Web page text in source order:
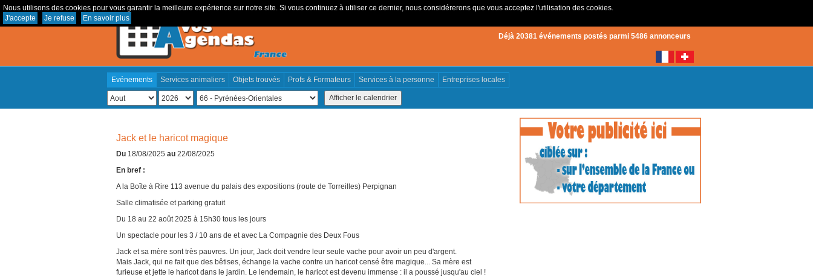
Nous utilisons des cookies pour vous garantir la meilleure expérience sur notre site. Si vous continuez à utiliser ce dernier, nous considérerons que vous acceptez l'utilisation des cookies.
J'accepte
Je refuse En savoir plus
Créer un compte
Déjà 20381 événements postés parmi 5486 annonceurs
Evénements Services animaliers Objets trouvés Profs & Formateurs Services à la personne Entreprises locales
Jack et le haricot magique
Du 18/08/2025 au 22/08/2025
En bref :
A la Boîte à Rire 113 avenue du palais des expositions (route de Torreilles) Perpignan
Salle climatisée et parking gratuit
Du 18 au 22 août 2025 à 15h30 tous les jours
Un spectacle pour les 3 / 10 ans de et avec La Compagnie des Deux Fous
Jack et sa mère sont très pauvres. Un jour, Jack doit vendre leur seule vache pour avoir un peu d'argent.
Mais Jack, qui ne fait que des bêtises, échange la vache contre un haricot censé être magique... Sa mère est
furieuse et jette le haricot dans le jardin. Le lendemain, le haricot est devenu immense : il a poussé jusqu'au ciel !